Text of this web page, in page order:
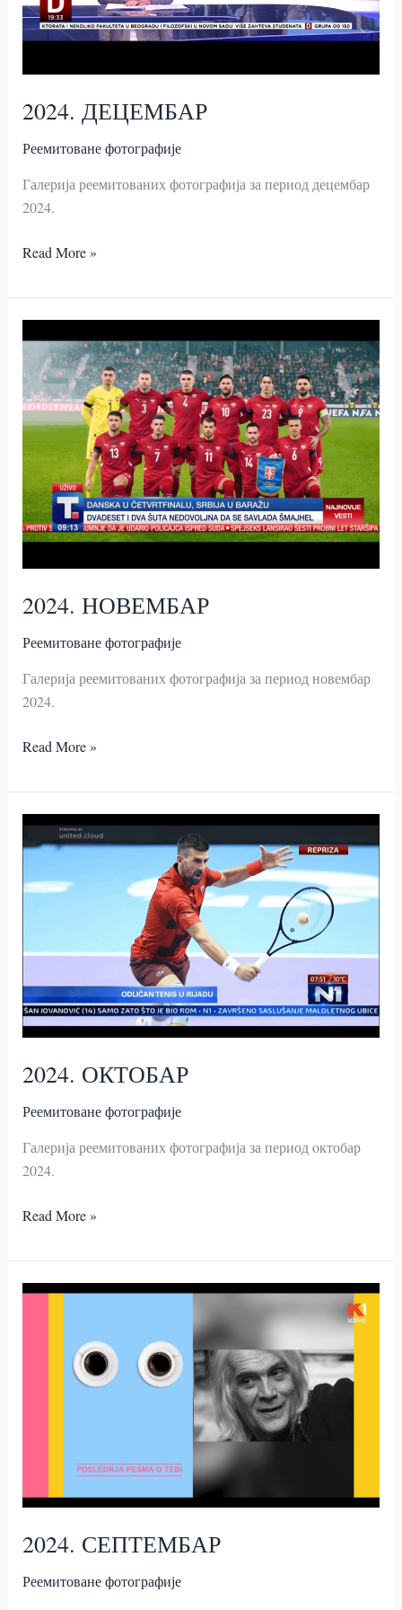
2024. ДЕЦЕМБАР
Реемитоване фотографије
Галерија реемитованих фотографија за период децембар
2024.
2024.
Read More »
2024. НОВЕМБАР
Реемитоване фотографије
Галерија реемитованих фотографија за период новембар
2024.
2024.
Read More »
2024. ОКТОБАР
Реемитоване фотографије
Галерија реемитованих фотографија за период oктобар
2024.
2024.
Read More »
2024. СЕПТЕМБАР
Реемитоване фотографије